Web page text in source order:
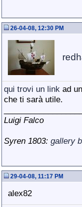
26-04-08, 12:30 PM
qui trovi un link ad
che ti sarà utile.
Luigi Falco
Syren 1803: gallery
29-04-08, 11:17 PM
alex82